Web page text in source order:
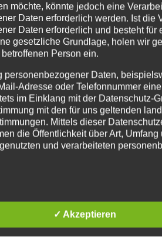
möchte, könnte jedoch eine
Daten erforderlich werden. Ist die
Daten erforderlich und besteht für
gesetzliche Grundlage, holen wir
Person ein.
personenbezogener Daten,
Adresse oder Telefonnummer
im Einklang mit der Datenschutz-
mit den für uns geltenden
Mittels dieser
die Öffentlichkeit über Art,
und verarbeiteten
über die ihnen zustehenden
Maßnahmen umgesetzt, um
der über diese Internetseite
Daten sicherzustellen. Dennoch
grundsätzlich
✓ Akzeptieren